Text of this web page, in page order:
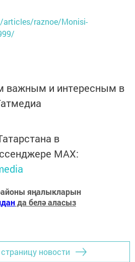
raznoe/Monisi-
важным и интересным в
в
MАХ:
яңалыкларын
да белә аласыз
новости